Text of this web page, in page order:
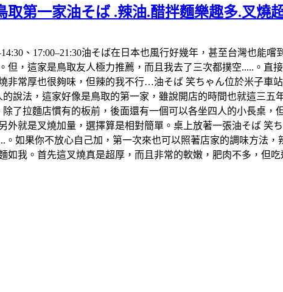
取第一家油そば .辣油.醋拌麵樂趣多.叉燒
、17:00–21:30油そば在日本也風行好幾年，甚至台灣也能
，這家是鳥取友人極力推薦，而且我去了三次都撲空.....。直
常厚也很夠味，但辣的我不行…油そば 笑ちゃん位於米子車
說法，這家好像是鳥取的第一家，雖說開店的時間也就這三五
了拉麵店慣有的板前，後面還有一個可以各坐四人的小長桌，
就是叉燒加量，選擇算是相對簡單。桌上放著一張油そば 笑
如果你不放心自己加，第一次來也可以照著店家的調味方法
我。首先這叉燒真是超厚，而且非常的軟嫩，肥肉不多，但